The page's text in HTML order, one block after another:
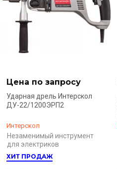
Цена по запросу
Ударная дрель Интерскол
ДУ-22/1200ЭРП2
Интерскол
Незаменимый инструмент
для электриков
ХИТ ПРОДАЖ